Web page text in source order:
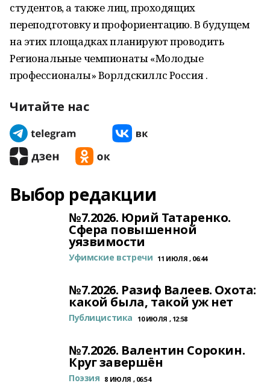
студентов, а также лиц, проходящих
переподготовку и профориентацию. В будущем
на этих площадках планируют проводить
Региональные чемпионаты «Молодые
профессионалы» Ворлдскиллс Россия .
Читайте нас
Выбор редакции
№7.2026. Юрий Татаренко.
Сфера повышенной
уязвимости
Уфимские встречи 11 ИЮЛЯ , 06:44
№7.2026. Разиф Валеев. Охота:
какой была, такой уж нет
Публицистика 10 ИЮЛЯ , 12:58
№7.2026. Валентин Сорокин.
Круг завершён
Поэзия 8 ИЮЛЯ , 06:54